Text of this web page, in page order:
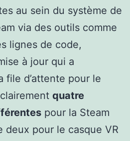
au sein du système de
via des outils comme
lignes de code,
à jour qui a
file d’attente pour le
quatre
pour la Steam
deux pour le casque VR